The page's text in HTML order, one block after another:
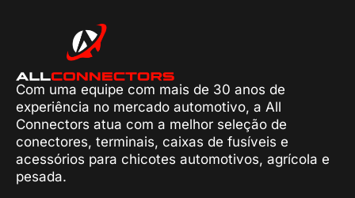
Com uma equipe com mais de 30 anos de
experiência no mercado automotivo, a All
Connectors atua com a melhor seleção de
conectores, terminais, caixas de fusíveis e
acessórios para chicotes automotivos, agrícola e
pesada.